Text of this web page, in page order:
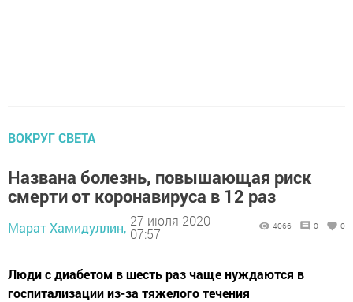
ВОКРУГ СВЕТА
Названа болезнь, повышающая риск
смерти от коронавируса в 12 раз
Марат Хамидуллин, 27 июля 2020 -
07:57
4066 0 0
Люди с диабетом в шесть раз чаще нуждаются в
госпитализации из-за тяжелого течения